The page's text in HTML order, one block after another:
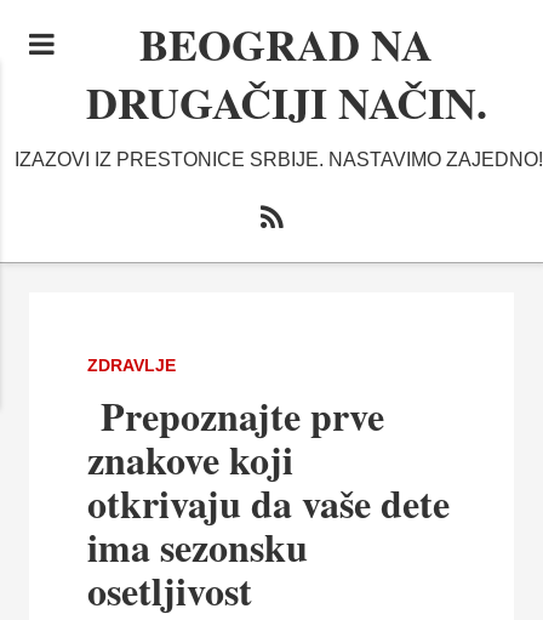
BEOGRAD NA
DRUGAČIJI NAČIN.
IZAZOVI IZ PRESTONICE SRBIJE. NASTAVIMO ZAJEDNO!
ZDRAVLJE
Prepoznajte prve
znakove koji
otkrivaju da vaše dete
ima sezonsku
osetljivost